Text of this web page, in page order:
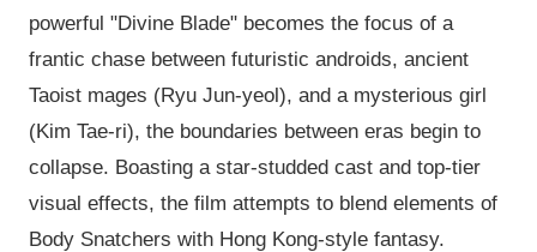
powerful "Divine Blade" becomes the focus of a
frantic chase between futuristic androids, ancient
Taoist mages (Ryu Jun-yeol), and a mysterious girl
(Kim Tae-ri), the boundaries between eras begin to
collapse. Boasting a star-studded cast and top-tier
visual effects, the film attempts to blend elements of
Body Snatchers with Hong Kong-style fantasy.